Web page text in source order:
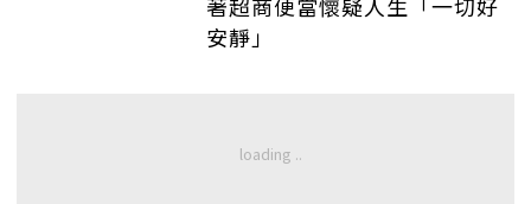
著超商便當懷疑人生「一切好
安靜」